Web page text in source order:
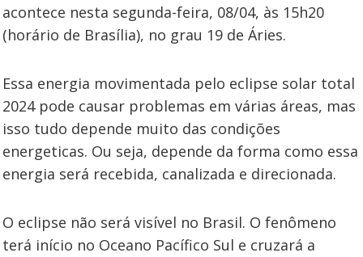
acontece nesta segunda-feira, 08/04, às 15h20
(horário de Brasília), no grau 19 de Áries.
Essa energia movimentada pelo eclipse solar total
2024 pode causar problemas em várias áreas, mas
isso tudo depende muito das condições
energeticas. Ou seja, depende da forma como essa
energia será recebida, canalizada e direcionada.
O eclipse não será visível no Brasil. O fenômeno
terá início no Oceano Pacífico Sul e cruzará a